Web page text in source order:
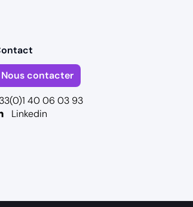
Nous contacter
40 06 03 93
Linkedin